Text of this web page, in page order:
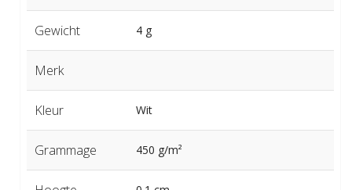
Gewicht 4 g
Merk
Kleur Wit
Grammage 450 g/m²